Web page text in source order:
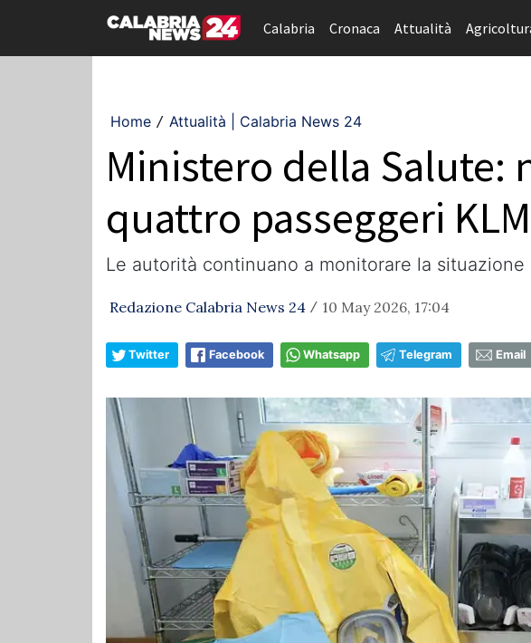
Calabria Cronaca Attualità
Home / Attualità | Calabria News 24
Ministero della Salute:
quattro passeggeri
Le autorità continuano a monitorare la situazione
Redazione Calabria News 24 / 10 May 2026, 17:04
Twitter Facebook Whatsapp Telegram Email